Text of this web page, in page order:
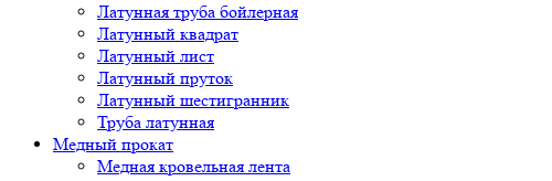
Латунная труба бойлерная
Латунный квадрат
Латунный лист
Латунный пруток
Латунный шестигранник
Труба латунная
Медный прокат
Медная кровельная лента